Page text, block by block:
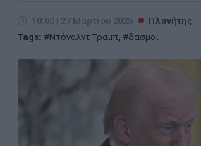
10:00 | 27 Μαρτίου 2025
Πλανήτης
Tags:
Ντόναλντ Τραμπ, δασμοί